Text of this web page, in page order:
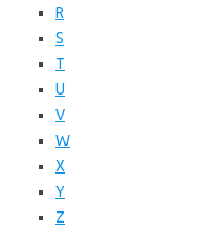
R
S
T
U
V
W
X
Y
Z